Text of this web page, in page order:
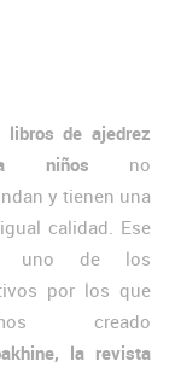
libros de ajedrez
niños no
y tienen una
calidad. Ese
uno de los
por los que
creado
la revista